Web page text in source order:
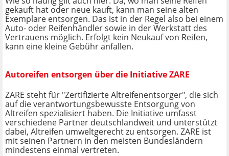
gekauft hat oder neue kauft, kann man seine alten
Exemplare entsorgen. Das ist in der Regel also bei einem
Auto- oder Reifenhändler sowie in der Werkstatt des
Vertrauens möglich. Erfolgt kein Neukauf von Reifen,
kann eine kleine Gebühr anfallen.
Autoreifen entsorgen über die Initiative ZARE
ZARE steht für "Zertifizierte Altreifenentsorger", die sich
auf die verantwortungsbewusste Entsorgung von
Altreifen spezialisiert haben. Die Initiative umfasst
verschiedene Partner deutschlandweit und unterstützt
dabei, Altreifen umweltgerecht zu entsorgen. ZARE ist
mit seinen Partnern in den meisten Bundesländern
mindestens einmal vertreten.